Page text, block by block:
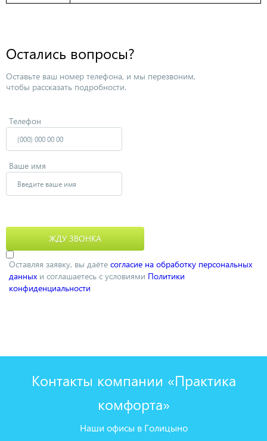
Остались вопросы?
Оставьте ваш номер телефона, и мы перезвоним,
чтобы рассказать подробности.
Телефон
Ваше имя
Оставляя заявку, вы даёте согласие на обработку персональных
данных и соглашаетесь с условиями Политики
конфиденциальности
Контакты компании «Практика
комфорта»
Наши офисы в Голицыно